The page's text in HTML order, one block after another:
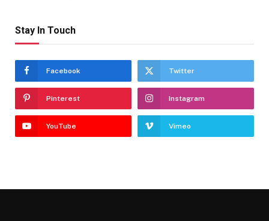
Stay In Touch
Facebook Twitter
Pinterest Instagram
YouTube Vimeo